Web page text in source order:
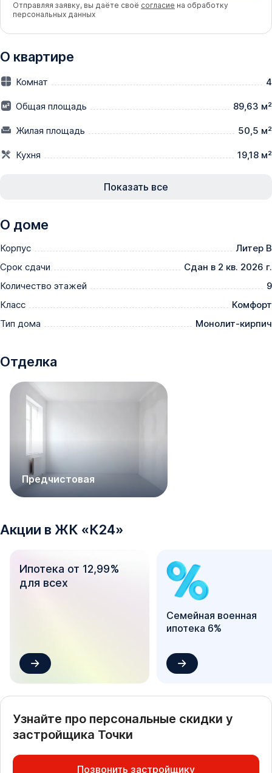
Отправляя заявку, вы даёте своё согласие на обработку
персональных данных
О квартире
Комнат 4
Общая площадь 89,63 м²
Жилая площадь 50,5 м²
Кухня 19,18 м²
Показать все
О доме
Корпус
Литер В
Срок сдачи
Сдан в 2 кв. 2026 г.
Количество этажей
9
Класс
Комфорт
Тип дома
Монолит-кирпич
Отделка
Предчистовая
Акции в ЖК «К24»
Ипотека от 12,99%
для всех
Семейная военная
ипотека 6%
Узнайте про персональные скидки у
застройщика Точки
Позвонить застройщику